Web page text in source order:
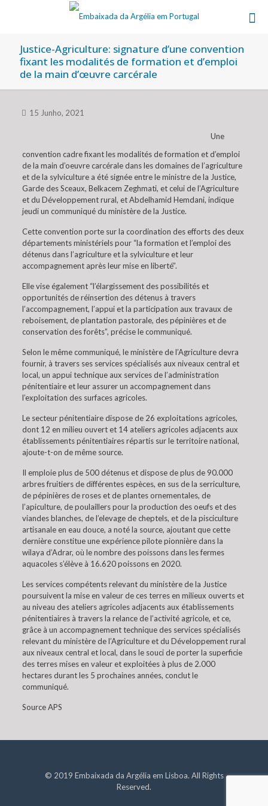
Justice-Agriculture: signature d’une convention
fixant les modalités de formation et d’emploi
de la main d’œuvre carcérale
15 Junho, 2021
Une
convention cadre fixant les modalités de formation et d’emploi
de la main d’oeuvre carcérale dans les domaines de l’agriculture
et de la sylviculture a été signée entre le ministre de la Justice,
Garde des Sceaux, Belkacem Zeghmati, et celui de l’Agriculture
et du Développement rural, et Abdelhamid Hemdani, indique
jeudi un communiqué du ministère de la Justice.
Cette convention porte sur la coordination des efforts des deux
départements ministériels pour “la formation et l’emploi des
détenus dans l’agriculture et la sylviculture et leur
accompagnement après leur mise en liberté”.
Elle vise également “l’élargissement des possibilités et
opportunités de réinsertion des détenus à travers
l’accompagnement, l’appui et la participation aux travaux de
reboisement, de plantation pastorale, des pépinières et de
conservation des forêts”, précise le communiqué.
Selon le même communiqué, le ministère de l’Agriculture devra
fournir, à travers ses services spécialisés aux niveaux central et
local, un appui technique aux services de l’administration
pénitentiaire et leur assurer un accompagnement dans
l’exploitation des surfaces agricoles.
Le secteur pénitentiaire dispose de 26 exploitations agricoles,
dont 12 en milieu ouvert et 14 ateliers agricoles adjacents aux
établissements pénitentiaires répartis sur le territoire national,
ajoute-t-on de même source.
Il emploie plus de 500 détenus et dispose de plus de 90.000
arbres fruitiers de différentes espèces, en sus de la serriculture,
de pépinières de roses et de plantes ornementales, de
l’apiculture, de poulaillers pour la production des oeufs et des
viandes blanches, de l’elevage de cheptels, et de la pisciculture
artisanale en eau douce, a noté la source, ajoutant que cette
dernière constitue une expérience pilote pionnière dans la
wilaya d’Adrar, où le nombre des poissons dans les fermes
aquacoles s’élève à 16.620 poissons en 2020.
Les services compétents relevant du ministère de la Justice
poursuivent la mise en valeur de ces terres en milieux ouverts et
au niveau des ateliers agricoles adjacents aux établissements
pénitentiaires à travers la relance de l’activité agricole, et ce,
grâce à un accompagnement technique des services spécialisés
relevant du ministère de l’Agriculture et du Développement rural
aux niveaux central et local, dans le souci de porter la superficie
des terres mises en valeur et exploitées à plus de 2.000
hectares durant les 5 prochaines années, conclut le
communiqué.
Source APS
© 2019 Embaixada da Argélia em Lisboa. All Rights
Reserved.